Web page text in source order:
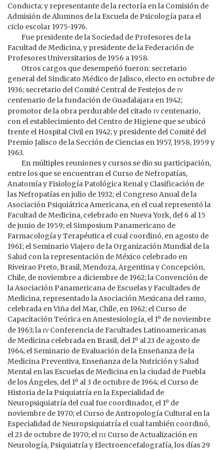
Conducta; y representante de la rectoría en la Comisión de
Admisión de Alumnos de la Escuela de Psicología para el
ciclo escolar 1975-1976.
Fue presidente de la Sociedad de Profesores de la
Facultad de Medicina, y presidente de la Federación de
Profesores Universitarios de 1956 a 1958.
Otros cargos que desempeñó fueron: secretario
general del Sindicato Médico de Jalisco, electo en octubre de
1936; secretario del Comité Central de Festejos deiv
centenario de la fundación de Guadalajara en 1942;
promotor de la obra perdurable del citado ivcentenario,
con el establecimiento del Centro de Higiene que se ubicó
frente el Hospital Civil en 1942; y presidente del Comité del
Premio Jalisco de la Sección de Ciencias en 1957, 1958, 1959 y
1963.
En múltiples reuniones y cursos se dio su participación,
entre los que se encuentran el Curso de Nefropatías,
Anatomía y Fisiología Patológica Renal y Clasificación de
las Nefropatías en julio de 1932; el Congreso Anual de la
Asociación Psiquiátrica Americana, en el cual representó la
Facultad de Medicina, celebrado en Nueva York, del 6 al 15
de junio de 1959; el Simposium Panamericano de
Farmacología y Terapéutica el cual coordinó, en agosto de
1961; el Seminario Viajero de la Organización Mundial de la
Salud con la representación de México celebrado en
Riveirao Preto, Brasil, Mendoza, Argentina y Concepción,
Chile, de noviembre a diciembre de 1962; la Convención de
la Asociación Panamericana de Escuelas y Facultades de
Medicina, representado la Asociación Mexicana del ramo,
celebrada en Viña del Mar, Chile, en 1962; el Curso de
Capacitación Teórica en Anestesiología, el 1º de noviembre
de 1963; laivConferencia de Facultades Latinoamericanas
de Medicina celebrada en Brasil, del 1º al 23 de agosto de
1964; el Seminario de Evaluación de la Enseñanza de la
Medicina Preventiva, Enseñanza de la Nutrición y Salud
Mental en las Escuelas de Medicina en la ciudad de Puebla
de los Ángeles, del 1º al 3 de octubre de 1964; el Curso de
Historia de la Psiquiatría en la Especialidad de
Neuropsiquiatría del cual fue coordinador, el 1º de
noviembre de 1970; el Curso de Antropología Cultural en la
Especialidad de Neuropsiquiatría el cual también coordinó,
el 23 de octubre de 1970; eliii Curso de Actualización en
Neurología, Psiquiatría y Electroencefalografía, los días 29